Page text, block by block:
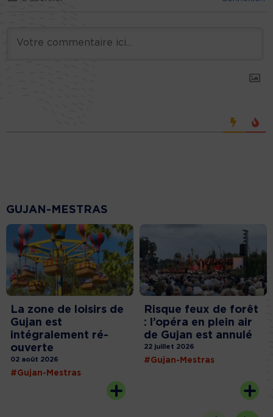
GUJAN-MESTRAS
La zone de loisirs de
Gujan est
intégralement ré-
ouverte
02 août 2026
#Gujan-Mestras
Risque feux de forêt
: l’opéra en plein air
de Gujan est annulé
22 juillet 2026
#Gujan-Mestras